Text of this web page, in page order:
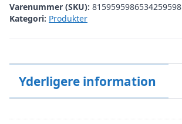
Varenummer (SKU): 8159595986534259598
Kategori: Produkter
Yderligere information